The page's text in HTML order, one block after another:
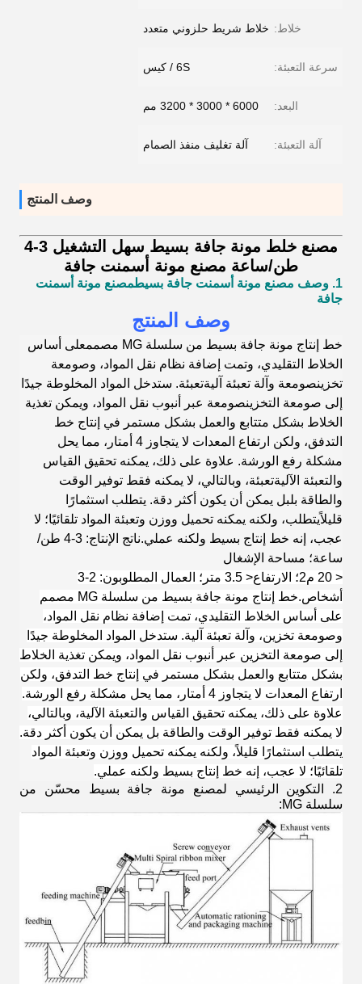
خلاط: خلاط شريط حلزوني متعدد
سرعة التعبئة: 6S / كيس
البعد: 6000 * 3000 * 3200 مم
آلة التعبئة: آلة تغليف منفذ الصمام
وصف المنتج
مصنع خلط مونة جافة بسيط سهل التشغيل 3-4
طن/ساعة مصنع مونة أسمنت جافة
1. وصف مصنع مونة أسمنت جافة بسيط
مصنع مونة أسمنت
جافة
وصف المنتج
خط إنتاج مونة جافة بسيط من سلسلة MG مصمم
على أساس
الخلاط التقليدي، وتمت إضافة نظام نقل المواد، وصومعة
تخزينصومعة وآلة تعبئة آليةتعبئة. ستدخل المواد المخلوطة جيدًا
إلى صومعة التخزينصومعة عبر أنبوب نقل المواد، ويمكن تغذية
الخلاط بشكل متتابع والعمل بشكل مستمر في إنتاج خط
التدفق، ولكن ارتفاع المعدات لا يتجاوز 4 أمتار، مما يحل
مشكلة رفع الورشة. علاوة على ذلك، يمكنه تحقيق القياس
والتعبئة الآليةتعبئة، وبالتالي، لا يمكنه فقط توفير الوقت
والطاقة بلبل يمكن أن يكون أكثر دقة. يتطلب استثمارًا
قليلاًيتطلب، ولكنه يمكنه تحميل ووزن وتعبئة المواد تلقائيًا؛ لا
عجب، إنه خط إنتاج بسيط ولكنه عملي.
ناتج الإنتاج: 3-4 طن/
ساعة؛ مساحة الإشغال
< 20 م2؛ الارتفاع< 3.5 متر؛ العمال المطلوبون: 2-3
أشخاص.خط إنتاج مونة جافة بسيط من سلسلة MG مصمم
على أساس الخلاط التقليدي، تمت إضافة نظام نقل المواد،
وصومعة تخزين، وآلة تعبئة آلية. ستدخل المواد المخلوطة جيدًا
إلى صومعة التخزين عبر أنبوب نقل المواد، ويمكن تغذية الخلاط
بشكل متتابع والعمل بشكل مستمر في إنتاج خط التدفق، ولكن
ارتفاع المعدات لا يتجاوز 4 أمتار، مما يحل مشكلة رفع الورشة.
علاوة على ذلك، يمكنه تحقيق القياس والتعبئة الآلية، وبالتالي،
لا يمكنه فقط توفير الوقت والطاقة بل يمكن أن يكون أكثر دقة.
يتطلب استثمارًا قليلاً، ولكنه يمكنه تحميل ووزن وتعبئة المواد
تلقائيًا؛ لا عجب، إنه خط إنتاج بسيط ولكنه عملي.
2. التكوين الرئيسي لمصنع مونة جافة بسيط محسّن من
سلسلة MG: